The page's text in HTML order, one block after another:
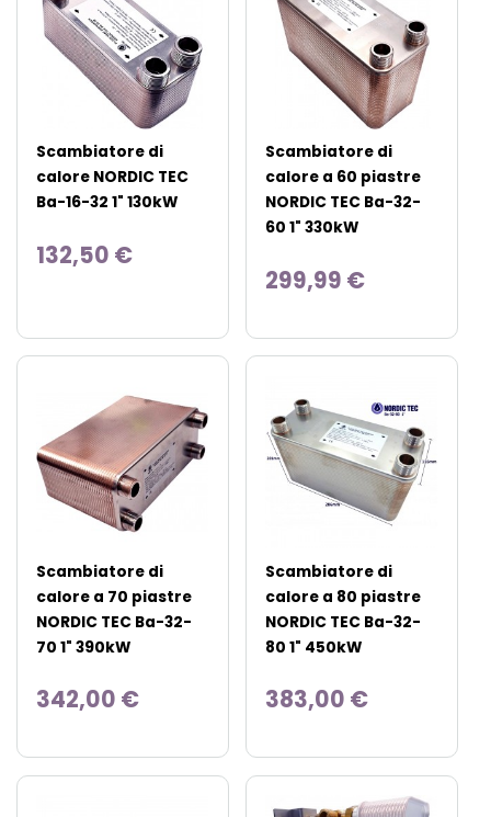
Scambiatore di
calore NORDIC TEC
Ba-16-32 1" 130kW
132,50 €
Scambiatore di
calore a 60 piastre
NORDIC TEC Ba-32-
60 1" 330kW
299,99 €
Scambiatore di
calore a 70 piastre
NORDIC TEC Ba-32-
70 1" 390kW
342,00 €
Scambiatore di
calore a 80 piastre
NORDIC TEC Ba-32-
80 1" 450kW
383,00 €